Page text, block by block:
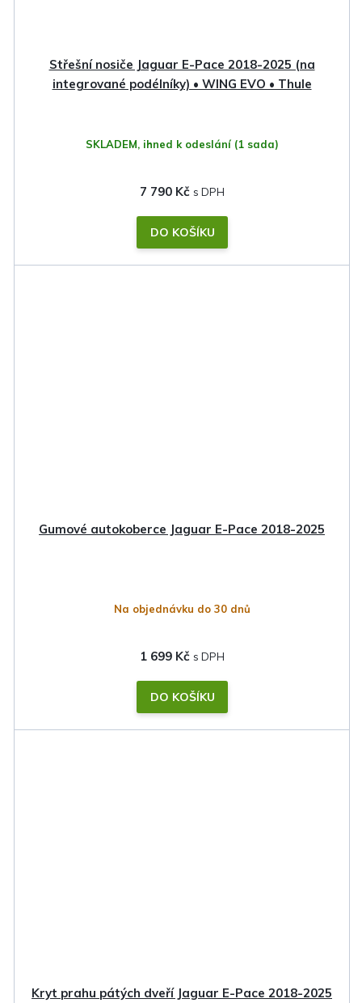
Střešní nosiče Jaguar E-Pace 2018-2025 (na
integrované podélníky) • WING EVO • Thule
SKLADEM, ihned k odeslání (1 sada)
7 790 Kč
DO KOŠÍKU
Gumové autokoberce Jaguar E-Pace 2018-2025
Na objednávku do 30 dnů
1 699 Kč
DO KOŠÍKU
Kryt prahu pátých dveří Jaguar E-Pace 2018-2025